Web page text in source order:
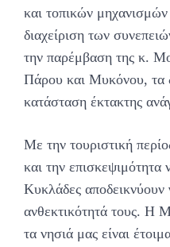
και τοπικών
διαχείριση των
την παρέμβαση της κ.
Πάρου και Μυκόνου, τα
κατάσταση έκτακτης
Με την τουριστική
και την επισκεψιμότητα
Κυκλάδες
ανθεκτικότητά τους. Η
τα νησιά μας είναι